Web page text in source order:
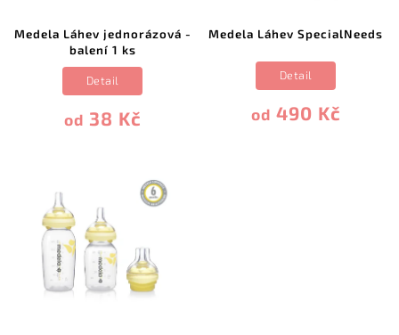
Medela Láhev jednorázová -
balení 1 ks
od 38 Kč
Detail
Medela Láhev SpecialNeeds
od 490 Kč
Detail